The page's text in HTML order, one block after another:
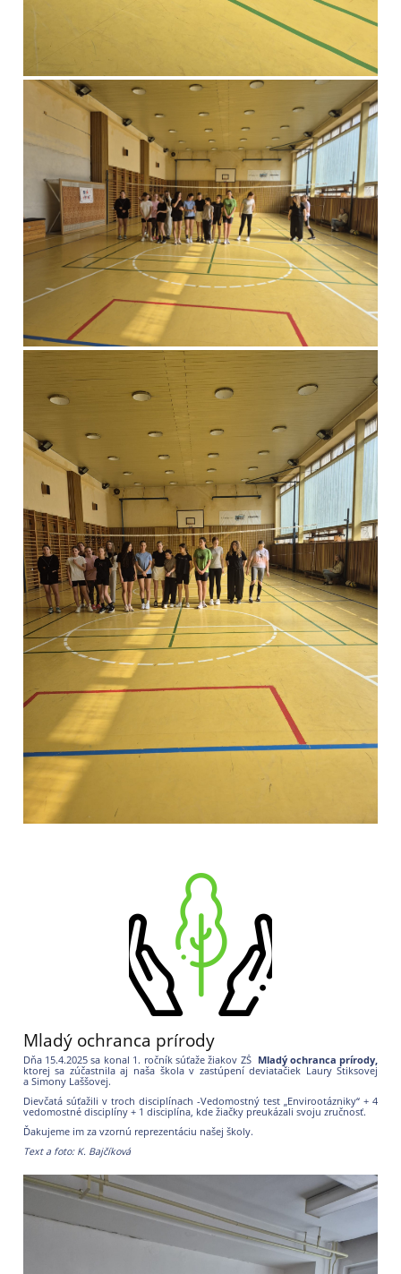
Mladý ochranca prírody
Dňa 15.4.2025 sa konal 1. ročník súťaže žiakov ZŠ Mladý ochranca prírody,
ktorej sa zúčastnila aj naša škola v zastúpení deviatačiek Laury Stiksovej
a Simony Laššovej.
Dievčatá súťažili v troch disciplínach -Vedomostný test „Envirootázniky“ + 4
vedomostné disciplíny + 1 disciplína, kde žiačky preukázali svoju zručnosť.
Ďakujeme im za vzornú reprezentáciu našej školy.
Text a foto: K. Bajčíková